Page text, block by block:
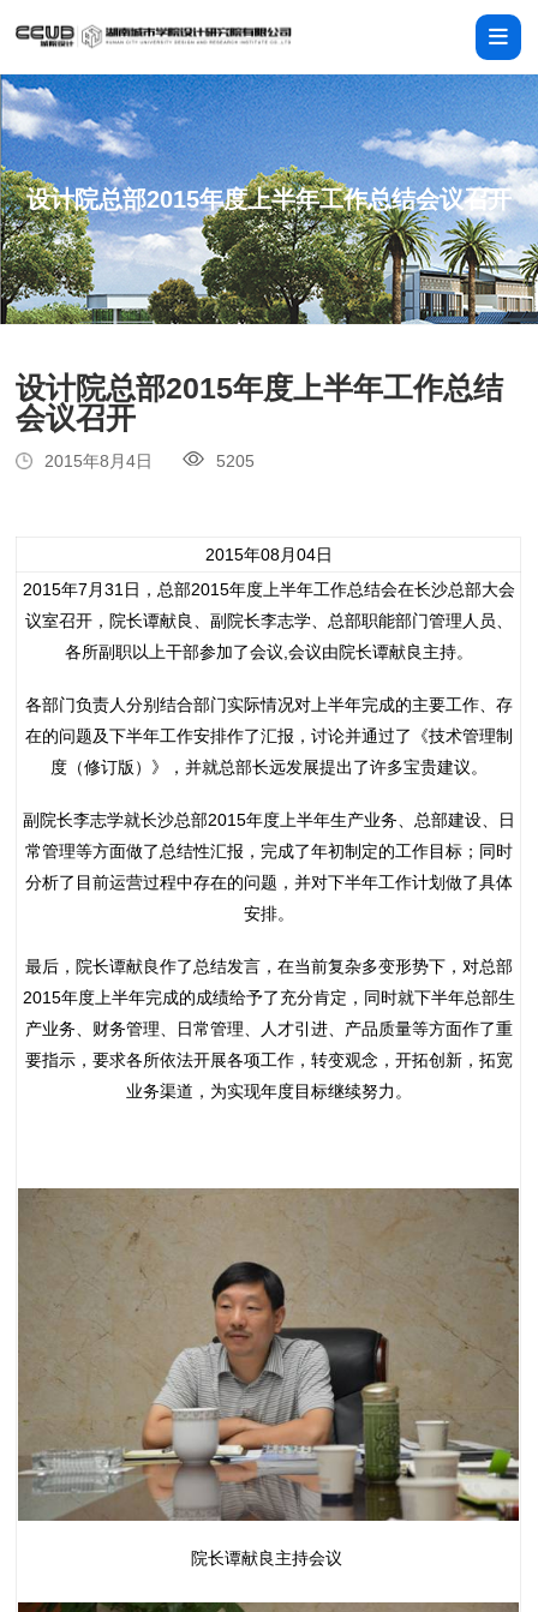
设计院总部2015年度上半年工作总结会议召开
设计院总部2015年度上半年工作总结
会议召开
2015年8月4日 5205
2015年08月04日
2015年7月31日，总部2015年度上半年工作总结会在长沙总部大会
议室召开，院长谭献良、副院长李志学、总部职能部门管理人员、
各所副职以上干部参加了会议,会议由院长谭献良主持。
各部门负责人分别结合部门实际情况对上半年完成的主要工作、存
在的问题及下半年工作安排作了汇报，讨论并通过了《技术管理制
度（修订版）》，并就总部长远发展提出了许多宝贵建议。
副院长李志学就长沙总部2015年度上半年生产业务、总部建设、日
常管理等方面做了总结性汇报，完成了年初制定的工作目标；同时
分析了目前运营过程中存在的问题，并对下半年工作计划做了具体
安排。
最后，院长谭献良作了总结发言，在当前复杂多变形势下，对总部
2015年度上半年完成的成绩给予了充分肯定，同时就下半年总部生
产业务、财务管理、日常管理、人才引进、产品质量等方面作了重
要指示，要求各所依法开展各项工作，转变观念，开拓创新，拓宽
业务渠道，为实现年度目标继续努力。
院长谭献良主持会议